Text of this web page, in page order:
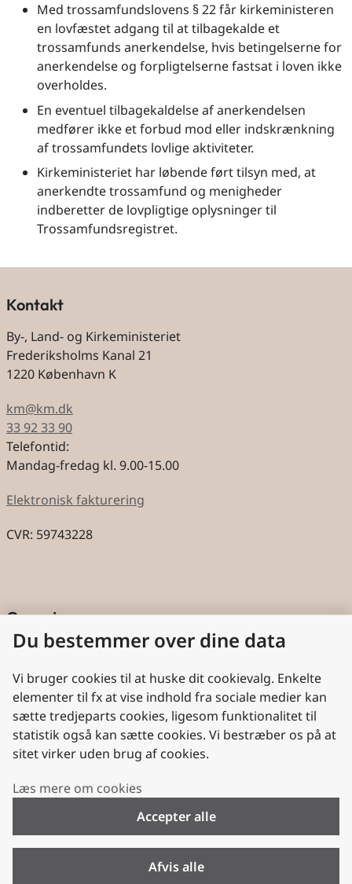
Med trossamfundslovens § 22 får kirkeministeren
en lovfæstet adgang til at tilbagekalde et
trossamfunds anerkendelse, hvis betingelserne for
anerkendelse og forpligtelserne fastsat i loven ikke
overholdes.
En eventuel tilbagekaldelse af anerkendelsen
medfører ikke et forbud mod eller indskrænkning
af trossamfundets lovlige aktiviteter.
Kirkeministeriet har løbende ført tilsyn med, at
anerkendte trossamfund og menigheder
indberetter de lovpligtige oplysninger til
Trossamfundsregistret.
Kontakt
By-, Land- og Kirkeministeriet
Frederiksholms Kanal 21
1220 København K
km@km.dk
33 92 33 90
Telefontid:
Mandag-fredag kl. 9.00-15.00
Elektronisk fakturering
CVR: 59743228
Genveje
Cookies
Aktindsigt
Persondatabeskyttelse
Nyttige links
Plan- og Landdistriktsstyrelsen
Folkekirken.dk
Du bestemmer over dine data
Vi bruger cookies til at huske dit cookievalg. Enkelte
elementer til fx at vise indhold fra sociale medier kan
sætte tredjeparts cookies, ligesom funktionalitet til
statistik også kan sætte cookies. Vi bestræber os på at
sitet virker uden brug af cookies.
Læs mere om cookies
Accepter alle
Afvis alle